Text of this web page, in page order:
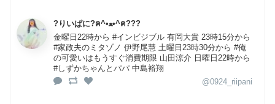
?りいぱに?ฅ^•ﻌ•^ฅ???
金曜日22時から #インビジブル 有岡大貴 23時15分から
#家政夫のミタゾノ 伊野尾慧 土曜日23時30分から #俺
の可愛いはもうすぐ消費期限 山田涼介 日曜日22時から
#しずかちゃんとパパ 中島裕翔
@0924_riipani